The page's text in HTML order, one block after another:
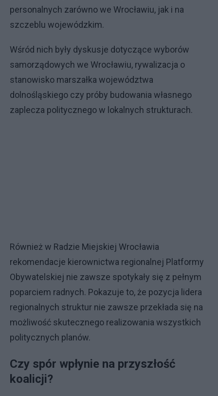
personalnych zarówno we Wrocławiu, jak i na
szczeblu wojewódzkim.
Wśród nich były dyskusje dotyczące wyborów
samorządowych we Wrocławiu, rywalizacja o
stanowisko marszałka województwa
dolnośląskiego czy próby budowania własnego
zaplecza politycznego w lokalnych strukturach.
Również w Radzie Miejskiej Wrocławia
rekomendacje kierownictwa regionalnej Platformy
Obywatelskiej nie zawsze spotykały się z pełnym
poparciem radnych. Pokazuje to, że pozycja lidera
regionalnych struktur nie zawsze przekłada się na
możliwość skutecznego realizowania wszystkich
politycznych planów.
Czy spór wpłynie na przyszłość
koalicji?